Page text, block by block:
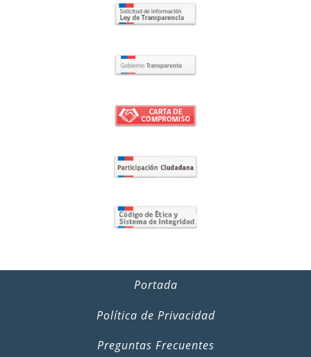
Portada
Política de Privacidad
Preguntas Frecuentes